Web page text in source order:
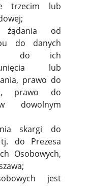
trzecim lub
od
do danych
do ich
lub
prawo do
prawo do
dowolnym
skargi do
do Prezesa
Osobowych,
jest